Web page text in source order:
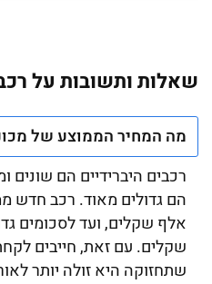
שאלות ותשובות על
מה המחיר הממוצע של
רכבים היברידיים הם שונים
אלף שקלים, ועד לסכומים
שקלים. עם זאת, חייבים
שתחזוקה היא זולה יותר